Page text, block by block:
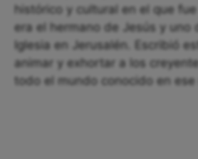
histórico y cultural en el que
era el hermano de Jesús y uno
Iglesia en Jerusalén. Escribió
animar y exhortar a los
todo el mundo conocido en ese